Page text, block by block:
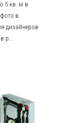
5 кв. м в
в
дизайнеров
р...